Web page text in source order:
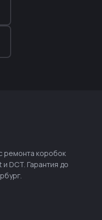
ремонта коробок
DCT. Гарантия до